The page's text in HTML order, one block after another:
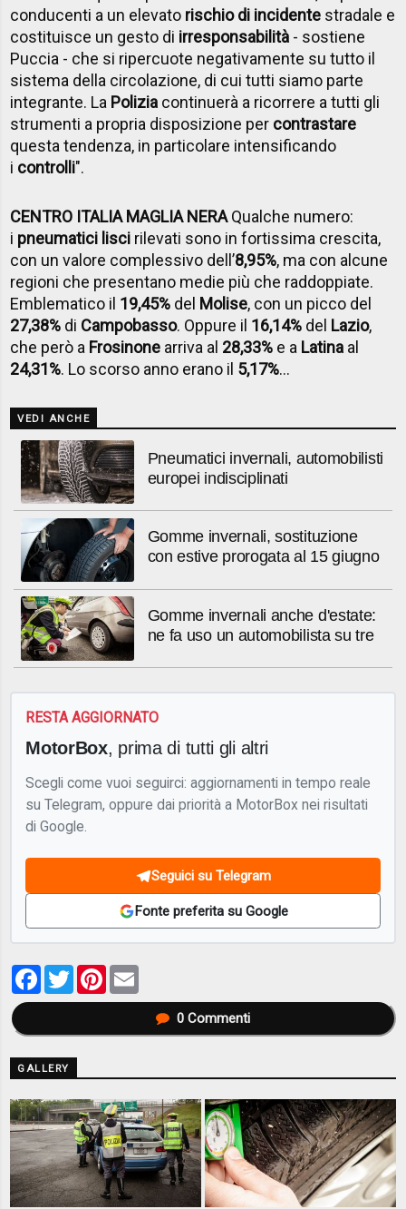
conducenti a un elevato rischio di incidente stradale e
costituisce un gesto di irresponsabilità - sostiene
Puccia - che si ripercuote negativamente su tutto il
sistema della circolazione, di cui tutti siamo parte
integrante. La Polizia continuerà a ricorrere a tutti gli
strumenti a propria disposizione per contrastare
questa tendenza, in particolare intensificando
i controlli".
CENTRO ITALIA MAGLIA NERAQualche numero:
i pneumatici lisci rilevati sono in fortissima crescita,
con un valore complessivo dell’8,95%, ma con alcune
regioni che presentano medie più che raddoppiate.
Emblematico il 19,45% del Molise, con un picco del
27,38% di Campobasso. Oppure il 16,14% del Lazio,
che però a Frosinone arriva al 28,33% e a Latina al
24,31%. Lo scorso anno erano il 5,17%...
VEDI ANCHE
Pneumatici invernali, automobilisti
europei indisciplinati
Gomme invernali, sostituzione
con estive prorogata al 15 giugno
Gomme invernali anche d'estate:
ne fa uso un automobilista su tre
RESTA AGGIORNATO
MotorBox, prima di tutti gli altri
Scegli come vuoi seguirci: aggiornamenti in tempo reale
su Telegram, oppure dai priorità a MotorBox nei risultati
di Google.
Seguici su Telegram
Fonte preferita su Google
Facebook
TwitterPinterest
0Commenti
GALLERY